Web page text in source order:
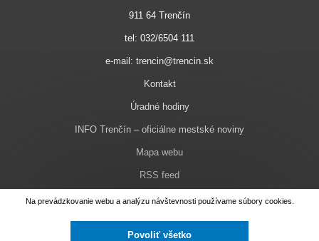
Na prevádzkovanie webu a analýzu návštevnosti používame súbory cookies.
Povoliť všetko
911 64 Trenčín
tel: 032/6504 111
e-mail: trencin@trencin.sk
Kontakt
Úradné hodiny
INFO Trenčín – oficiálne mestské noviny
Mapa webu
RSS feed
Nastavenie cookies
Facebook